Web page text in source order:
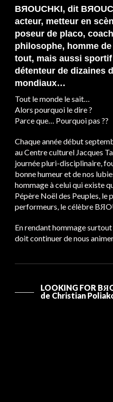
BЯOUCHKI, dit
acteur, metteur en
poseur de placo,
philosophe, homme
tout, mais aussi
détenteur de dizaines
mondiaux…
Tout le monde le sait…
Alors pourquoi le dire ?
Parce que… Pourquoi pas ??
Chaque année début
au Centre culturel Jacques
journée pluri-disciplinaire,
bonne humeur et de nos
hommage à celui qui existe
Pépère Noël des Peuples, le
performeurs, le célèbre
En rendant hommage
doit continuer de nous
LOOKING FOR
de Christian